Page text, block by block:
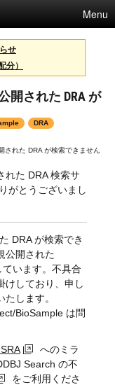
Menu
せ
分）
開された DRA が
DRA
された DRA が検索できません
れた DRA 検索サ
がとうございまし
DRA が検索でき
公開された
います。不具合
けしており、申し
します。
BioSample は問
へのミラ
Search の不
をご利用くださ